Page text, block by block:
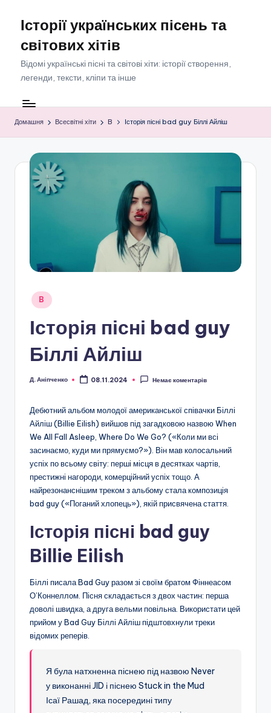
Перейти
вмісту
Історії українських пісень та
світових хітів
Відомі українські пісні та світові хіти: історії створення,
легенди, тексти, кліпи та інше
Домашня Всесвітні хіти B Історія пісні bad guy Біллі Айліш
Опубліковано
B
Історія пісні bad guy
Біллі Айліш
Опубліковано
Д. Аніпченко 08.11.2024 Немає коментарів
Дебютний альбом молодої американської співачки Біллі
Айліш (Billie Eilish) вийшов під загадковою назвою When
We All Fall Asleep, Where Do We Go? («Коли ми всі
засинаємо, куди ми прямуємо?»). Він мав колосальний
успіх по всьому світу: перші місця в десятках чартів,
престижні нагороди, комерційний успіх тощо. А
найрезонанснішим треком з альбому стала композиція
bad guy («Поганий хлопець»), якій присвячена стаття.
Історія пісні bad guy
Billie Eilish
Біллі писала Bad Guy разом зі своїм братом Фіннеасом
О’Коннеллом. Пісня складається з двох частин: перша
доволі швидка, а друга вельми повільна. Використати цей
прийом у Bad Guy Біллі Айліш підштовхнули треки
відомих реперів.
Я була натхненна піснею під назвою Never
у виконанні JID і піснею Stuck in the Mud
Ісаї Рашад, яка посередині типу